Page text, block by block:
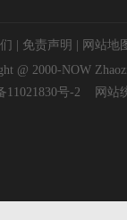
免责声明
网站地
@ 2000-NOW
11021830号-2
网站